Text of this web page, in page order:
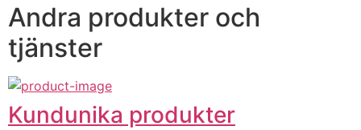
Andra produkter och
tjänster
Kundunika produkter